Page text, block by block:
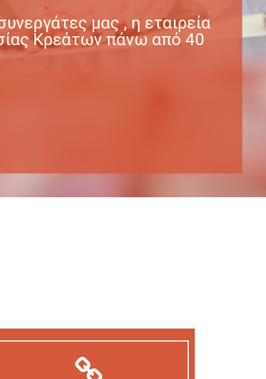
μας , η εταιρεία
Κρεάτων πάνω από 40